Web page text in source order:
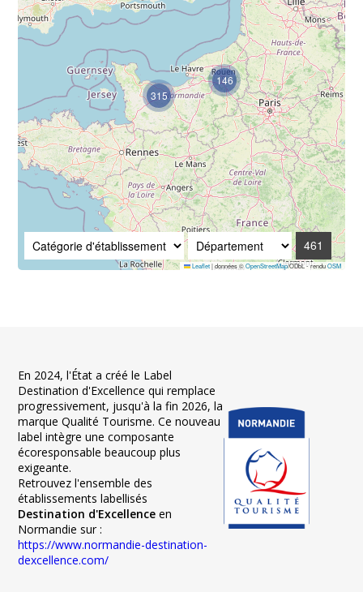
461
146
315
Leaflet |données ©OpenStreetMap/ODbL - renduOSM
En 2024, l'État a créé le Label
Destination d'Excellence qui remplace
progressivement, jusqu'à la fin 2026, la
marque Qualité Tourisme. Ce nouveau
label intègre une composante
écoresponsable beaucoup plus
exigeante.
Retrouvez l'ensemble des
établissements labellisés
Destination d'Excellence en
Normandie sur :
https://www.normandie-destination-
dexcellence.com/